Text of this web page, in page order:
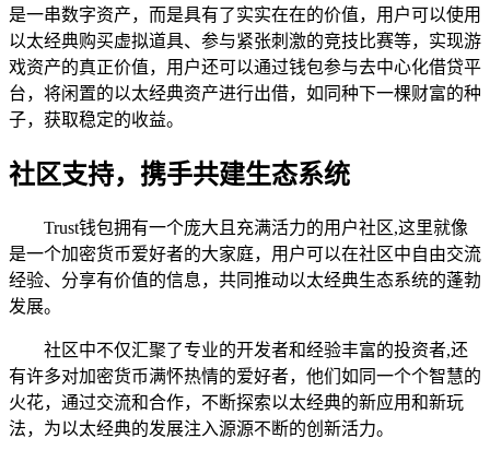
是一串数字资产，而是具有了实实在在的价值，用户可以使用
以太经典购买虚拟道具、参与紧张刺激的竞技比赛等，实现游
戏资产的真正价值，用户还可以通过钱包参与去中心化借贷平
台，将闲置的以太经典资产进行出借，如同种下一棵财富的种
子，获取稳定的收益。
社区支持，携手共建生态系统
Trust钱包拥有一个庞大且充满活力的用户社区,这里就像
是一个加密货币爱好者的大家庭，用户可以在社区中自由交流
经验、分享有价值的信息，共同推动以太经典生态系统的蓬勃
发展。
社区中不仅汇聚了专业的开发者和经验丰富的投资者,还
有许多对加密货币满怀热情的爱好者，他们如同一个个智慧的
火花，通过交流和合作，不断探索以太经典的新应用和新玩
法，为以太经典的发展注入源源不断的创新活力。